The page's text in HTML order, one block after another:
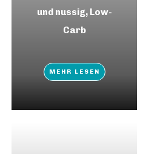
und nussig, Low-
Carb
MEHR LESEN